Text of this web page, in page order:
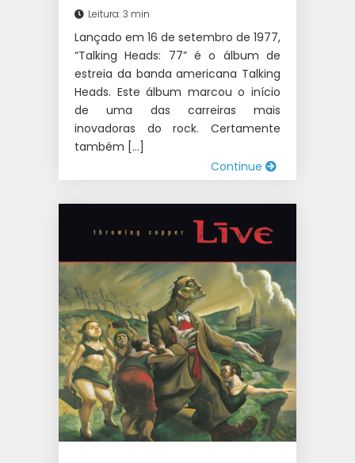
Leitura: 3 min
Lançado em 16 de setembro de 1977,
“Talking Heads: 77” é o álbum de
estreia da banda americana Talking
Heads. Este álbum marcou o início
de uma das carreiras mais
inovadoras do rock. Certamente
também […]
Continue